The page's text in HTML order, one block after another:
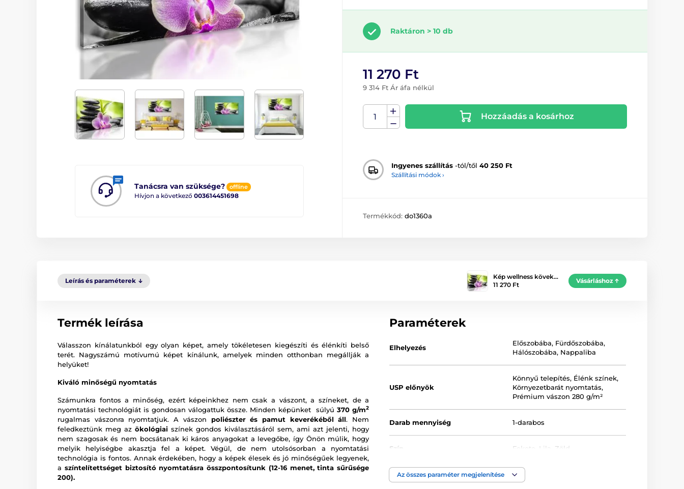
Tanácsra van szüksége? offline
Hívjon a következő 003614451698
Raktáron > 10 db
11 270 Ft
9 314 Ft Ár áfa nélkül
Hozzáadás a kosárhoz
Ingyenes szállítás -tól/től 40 250 Ft
Szállítási módok ›
Termékkód: do1360a
Leírás és paraméterek
Kép wellness kövek…
11 270 Ft
Vásárláshoz
Termék leírása
Válasszon kínálatunkból egy olyan képet, amely tökéletesen kiegészíti és élénkíti belső
terét. Nagyszámú motívumú képet kínálunk, amelyek minden otthonban megállják a
helyüket!
Kiváló minőségű nyomtatás
Számunkra fontos a minőség, ezért képeinkhez nem csak a vászont, a színeket, de a
nyomtatási technológiát is gondosan válogattuk össze. Minden képünket súlyú370 g/m2
rugalmas vászonra nyomtatjuk. A vászon poliészter és pamut keverékéből áll. Nem
feledkeztünk meg azökológiai színek gondos kiválasztásáról sem, ami azt jelenti, hogy
nem szagosak és nem bocsátanak ki káros anyagokat a levegőbe, így Önön múlik, hogy
melyik helyiségbe akasztja fel a képet. Végül, de nem utolsósorban a nyomtatási
technológia is fontos. Annak érdekében, hogy a képek élesek és jó minőségűek legyenek,
a színtelítettséget biztosító nyomtatásra összpontosítunk (12-16 menet, tinta sűrűsége
200).
Paraméterek
Elhelyezés
Előszobába, Fürdőszobába,
Hálószobába, Nappaliba
USP előnyök
Könnyű telepítés, Élénk színek,
Környezetbarát nyomtatás,
Prémium vászon 280 g/m²
Darab mennyiség 1-darabos
Szín Fekete Lila Zöld
Kép technológia Keretezett
Az összes paraméter megjelenítése